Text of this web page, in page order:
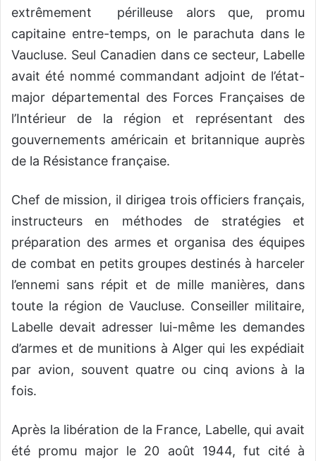
extrêmement périlleuse alors que, promu
capitaine entre-temps, on le parachuta dans le
Vaucluse. Seul Canadien dans ce secteur, Labelle
avait été nommé commandant adjoint de l’état-
major départemental des Forces Françaises de
l’Intérieur de la région et représentant des
gouvernements américain et britannique auprès
de la Résistance française.
Chef de mission, il dirigea trois officiers français,
instructeurs en méthodes de stratégies et
préparation des armes et organisa des équipes
de combat en petits groupes destinés à harceler
l’ennemi sans répit et de mille manières, dans
toute la région de Vaucluse. Conseiller militaire,
Labelle devait adresser lui-même les demandes
d’armes et de munitions à Alger qui les expédiait
par avion, souvent quatre ou cinq avions à la
fois.
Après la libération de la France, Labelle, qui avait
été promu major le 20 août 1944, fut cité à